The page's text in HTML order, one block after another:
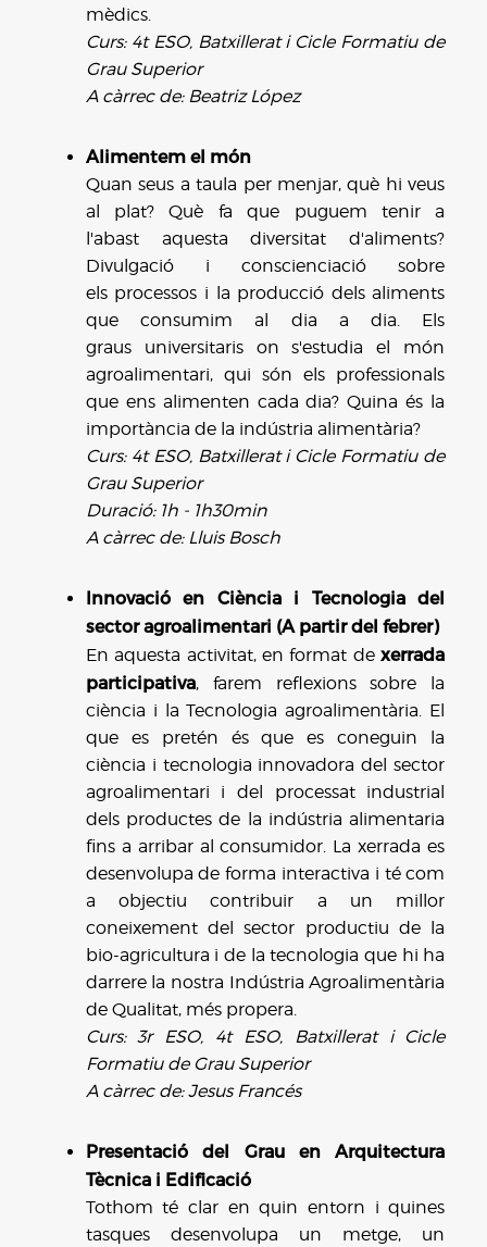
mèdics.
Curs: 4t ESO, Batxillerat i Cicle Formatiu de
Grau Superior
A càrrec de: Beatriz López
Alimentem el món
Quan seus a taula per menjar, què hi veus
al plat? Què fa que puguem tenir a
l'abast aquesta diversitat d'aliments?
Divulgació i conscienciació sobre
els processos i la producció dels aliments
que consumim al dia a dia. Els
graus universitaris on s'estudia el món
agroalimentari, qui són els professionals
que ens alimenten cada dia? Quina és la
importància de la indústria alimentària?
Curs: 4t ESO, Batxillerat i Cicle Formatiu de
Grau Superior
Duració: 1h - 1h30min
A càrrec de: Lluis Bosch
Innovació en Ciència i Tecnologia del
sector agroalimentari (A partir del febrer)
En aquesta activitat, en format dexerrada
participativa, farem reflexions sobre la
ciència i la Tecnologia agroalimentària. El
que es pretén és que es coneguin la
ciència i tecnologia innovadora del sector
agroalimentari i del processat industrial
dels productes de la indústria alimentaria
fins a arribar al consumidor. La xerrada es
desenvolupa de forma interactiva i té com
a objectiu contribuir a un millor
coneixement del sector productiu de la
bio-agricultura i de la tecnologia que hi ha
darrere la nostra Indústria Agroalimentària
de Qualitat, més propera.
Curs: 3r ESO, 4t ESO, Batxillerat i Cicle
Formatiu de Grau Superior
A càrrec de: Jesus Francés
Presentació del Grau en Arquitectura
Tècnica i Edificació
Tothom té clar en quin entorn i quines
tasques desenvolupa un metge, un